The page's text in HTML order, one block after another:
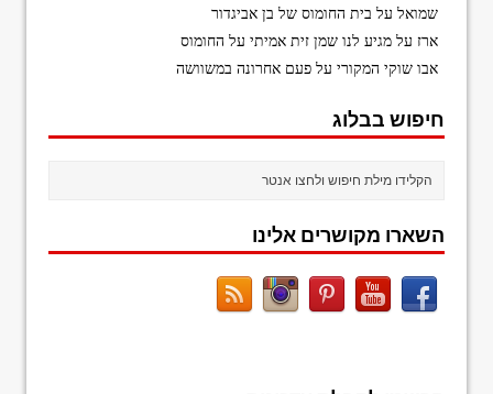
שמואל על בית החומוס של בן אביגדור
ארז עלמגיע לנו שמן זית אמיתי על החומוס
אבו שוקי המקורי עלפעם אחרונה במשוושה
חיפוש בבלוג
השארו מקושרים אלינו